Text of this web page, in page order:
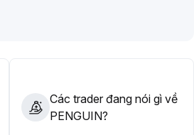
khôi phục trong tương lai và
tố cơ bản, đề xuất theo dõi sát
Các trader đang nói gì về
PENGUIN?